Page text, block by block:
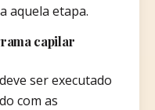
aquela etapa.
capilar
ser executado
com as